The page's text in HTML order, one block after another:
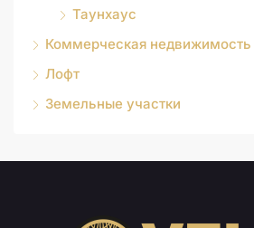
Таунхаус
Коммерческая недвижимость
Лофт
Земельные участки